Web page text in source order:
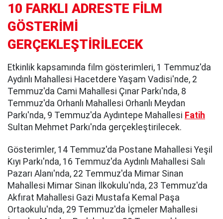
10 FARKLI ADRESTE FİLM
GÖSTERİMİ
GERÇEKLEŞTİRİLECEK
Etkinlik kapsamında film gösterimleri, 1 Temmuz'da
Aydınlı Mahallesi Hacetdere Yaşam Vadisi'nde, 2
Temmuz'da Cami Mahallesi Çınar Parkı'nda, 8
Temmuz'da Orhanlı Mahallesi Orhanlı Meydan
Parkı'nda, 9 Temmuz'da Aydıntepe Mahallesi Fatih
Sultan Mehmet Parkı'nda gerçekleştirilecek.
Gösterimler, 14 Temmuz'da Postane Mahallesi Yeşil
Kıyı Parkı'nda, 16 Temmuz'da Aydınlı Mahallesi Salı
Pazarı Alanı'nda, 22 Temmuz'da Mimar Sinan
Mahallesi Mimar Sinan İlkokulu'nda, 23 Temmuz'da
Akfırat Mahallesi Gazi Mustafa Kemal Paşa
Ortaokulu'nda, 29 Temmuz'da İçmeler Mahallesi